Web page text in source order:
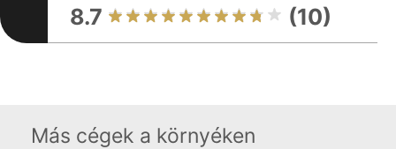
8.7 (10)
Más cégek a környéken